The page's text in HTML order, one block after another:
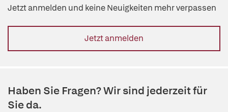
Jetzt anmelden und keine Neuigkeiten mehr verpassen
Jetzt anmelden
Haben Sie Fragen? Wir sind jederzeit für
Sie da.